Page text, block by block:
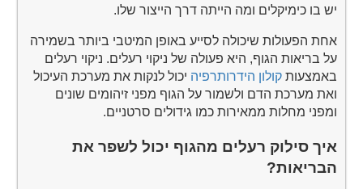
יש בו כימיקלים ומה הייתה דרך הייצור שלו.
אחת הפעולות שיכולה לסייע באופן המיטבי ביותר בשמירה
על בריאות הגוף, היא פעולה של ניקוי רעלים. ניקוי רעלים
באמצעותקולון הידרותרפיה יכול לנקות את מערכת העיכול
ואת מערכת הדם ולשמור על הגוף מפני זיהומים שונים
ומפני מחלות ממאירות כמו גידולים סרטניים.
איך סילוק רעלים מהגוף יכול לשפר את
הבריאות?